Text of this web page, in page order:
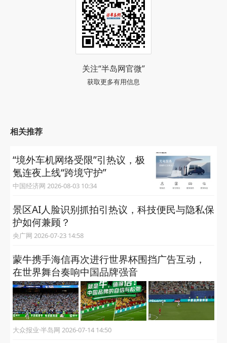
关注“半岛网官微”
获取更多有用信息
相关推荐
“境外车机网络受限”引热议，极
氪连夜上线“跨境守护”
中国经济网 2026-08-03 10:34
景区AI人脸识别抓拍引热议，科技便民与隐私保
护如何兼顾？
央广网 2026-07-23 14:58
蒙牛携手海信再次进行世界杯围挡广告互动，
在世界舞台奏响中国品牌强音
大众报业·半岛网 2026-07-14 14:50